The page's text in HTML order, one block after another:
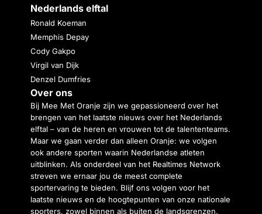
Nederlands elftal
Ronald Koeman
Memphis Depay
Cody Gakpo
Virgil van Dijk
Denzel Dumfries
Over ons
Bij Mee Met Oranje zijn we gepassioneerd over het
brengen van het laatste nieuws over het Nederlands
elftal – van de heren en vrouwen tot de talententeams.
Maar we gaan verder dan alleen Oranje: we volgen
ook andere sporten waarin Nederlandse atleten
uitblinken. Als onderdeel van het Realtimes Network
streven we ernaar jou de meest complete
sportervaring te bieden. Blijf ons volgen voor het
laatste nieuws en de hoogtepunten van onze nationale
sporters, zowel binnen als buiten de landsgrenzen.